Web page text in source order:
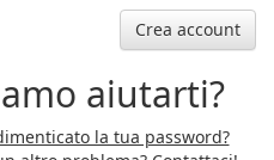
Crea account
aiutarti?
la tua password?